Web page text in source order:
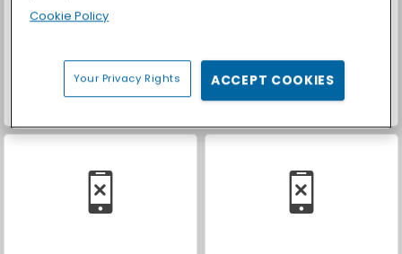
Cookie Policy
Your Privacy Rights ACCEPT COOKIES